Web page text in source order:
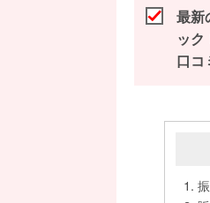
最新
ック
口コ